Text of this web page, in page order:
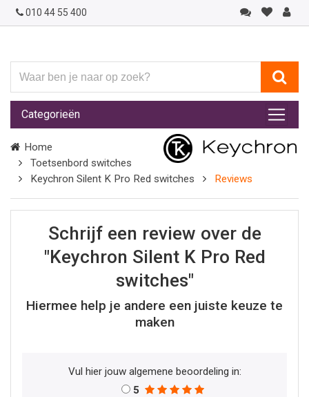
010 44 55 400
ben
je
naar
op
zoek?
Categorieën
Home
Toetsenbord switches
Keychron Silent K Pro Red switches
Reviews
Schrijf een review over de
"Keychron Silent K Pro Red
switches"
Hiermee help je andere een juiste keuze te
maken
Vul hier jouw algemene beoordeling in:
5